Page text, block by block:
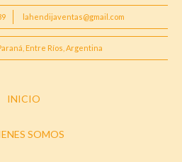
lahendijaventas@gmail.com
Entre Ríos, Argentina
INICIO
SOMOS